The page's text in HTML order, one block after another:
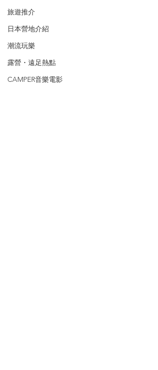
旅遊推介
日本營地介紹
潮流玩樂
露營・遠足熱點
CAMPER音樂電影